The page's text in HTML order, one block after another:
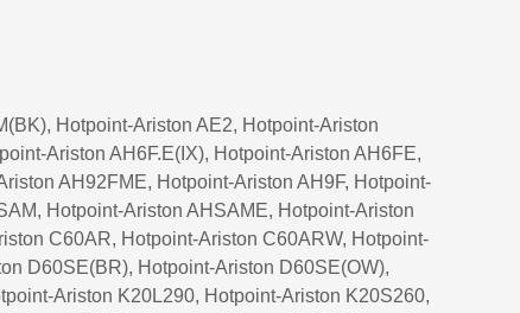
Hotpoint-Ariston AE2, Hotpoint-Ariston
Ariston AH6F.E(IX), Hotpoint-Ariston AH6FE,
AH92FME, Hotpoint-Ariston AH9F, Hotpoint-
Hotpoint-Ariston AHSAME, Hotpoint-Ariston
C60AR, Hotpoint-Ariston C60ARW, Hotpoint-
D60SE(BR), Hotpoint-Ariston D60SE(OW),
Ariston K20L290, Hotpoint-Ariston K20S260,